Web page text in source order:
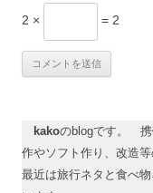
2 ×
= 2
kakoのblogです。 携
作やソフト作り、改造
最近は旅行ネタと食べ